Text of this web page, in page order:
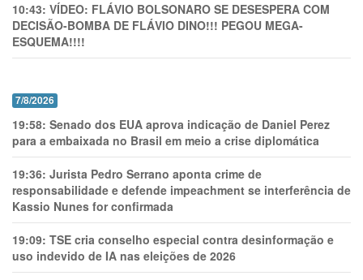
10:43: VÍDEO: FLÁVIO BOLSONARO SE DESESPERA COM
DECISÃO-BOMBA DE FLÁVIO DINO!!! PEGOU MEGA-
ESQUEMA!!!!
7/8/2026
19:58: Senado dos EUA aprova indicação de Daniel Perez
para a embaixada no Brasil em meio a crise diplomática
19:36: Jurista Pedro Serrano aponta crime de
responsabilidade e defende impeachment se interferência de
Kassio Nunes for confirmada
19:09: TSE cria conselho especial contra desinformação e
uso indevido de IA nas eleições de 2026